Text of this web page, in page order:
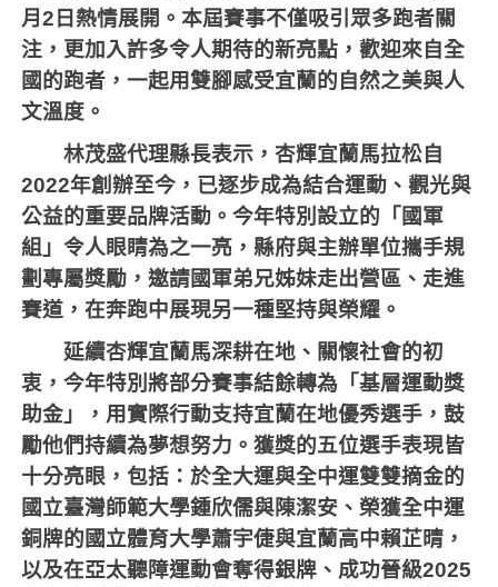
月2 日熱情展開。本屆賽事不僅吸引眾多跑者關
注，更加入許多令人期待的新亮點，歡迎來自全
國的跑者，一起用雙腳感受宜蘭的自然之美與人
文溫度。
林茂盛代理縣長表示，杏輝宜蘭馬拉松自
2022年創辦至今，已逐步成為結合運動、觀光與
公益的重要品牌活動。今年特別設立的「國軍
組」令人眼睛為之一亮，縣府與主辦單位攜手規
劃專屬獎勵，邀請國軍弟兄姊妹走出營區、走進
賽道，在奔跑中展現另一種堅持與榮耀。
延續杏輝宜蘭馬深耕在地、關懷社會的初
衷，今年特別將部分賽事結餘轉為「基層運動獎
助金」，用實際行動支持宜蘭在地優秀選手，鼓
勵他們持續為夢想努力。獲獎的五位選手表現皆
十分亮眼，包括：於全大運與全中運雙雙摘金的
國立臺灣師範大學鍾欣儒與陳潔安、榮獲全中運
銅牌的國立體育大學蕭宇倢與宜蘭高中賴芷晴，
以及在亞太聽障運動會奪得銀牌、成功晉級2025